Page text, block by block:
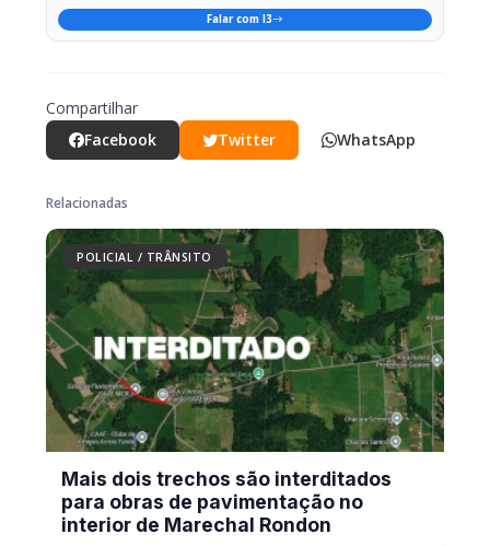
Falar com I3
Compartilhar
Facebook
Twitter WhatsApp
Relacionadas
POLICIAL / TRÂNSITO
Mais dois trechos são interditados
para obras de pavimentação no
interior de Marechal Rondon